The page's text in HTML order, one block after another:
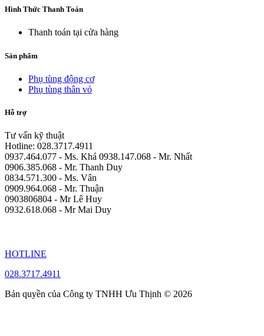
Hình Thức Thanh Toán
Thanh toán tại cửa hàng
Sản phẩm
Phụ tùng động cơ
Phụ tùng thân vỏ
Hỗ trợ
Tư vấn kỹ thuật
Hotline: 028.3717.4911
0937.464.077 - Ms. Khá 0938.147.068 - Mr. Nhất
0906.385.068 - Mr. Thanh Duy
0834.571.300 - Ms. Vân
0909.964.068 - Mr. Thuận
0903806804 - Mr Lê Huy
0932.618.068 - Mr Mai Duy
HOTLINE
028.3717.4911
Bản quyền của Công ty TNHH Ưu Thịnh © 2026